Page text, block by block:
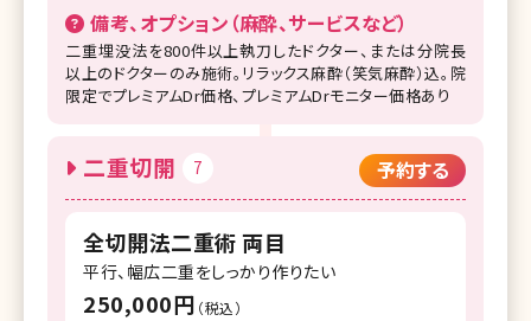
備考、オプション（麻酔、サービスなど）
二重埋没法を800件以上執刀したドクター、または分院長
以上のドクターのみ施術。リラックス麻酔（笑気麻酔）込。院
限定でプレミアムDr価格、プレミアムDrモニター価格あり
二重切開 7 予約する
全切開法二重術 両目
平行、幅広二重をしっかり作りたい
250,000円 （税込）